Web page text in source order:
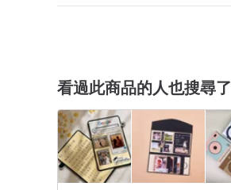
看過此商品的人也搜尋了